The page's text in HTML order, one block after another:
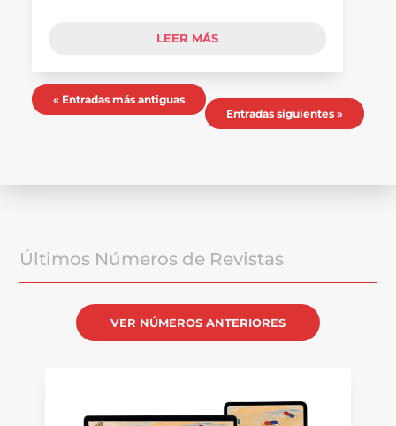
LEER MÁS
« Entradas más antiguas
Entradas siguientes »
Últimos Números de Revistas
VER NÚMEROS ANTERIORES